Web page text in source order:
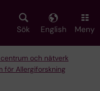
Sök English Meny
och nätverk
för Allergiforskning